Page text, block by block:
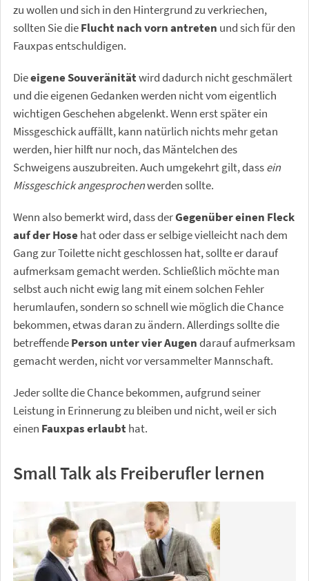
zu wollen und sich in den Hintergrund zu verkriechen,
sollten Sie dieFlucht nach vorn antreten und sich für den
Fauxpas entschuldigen.
Dieeigene Souveränitätwird dadurch nicht geschmälert
und die eigenen Gedanken werden nicht vom eigentlich
wichtigen Geschehen abgelenkt. Wenn erst später ein
Missgeschick auffällt, kann natürlich nichts mehr getan
werden, hier hilft nur noch, das Mäntelchen des
Schweigens auszubreiten. Auch umgekehrt gilt, dassein
Missgeschick angesprochenwerden sollte.
Wenn also bemerkt wird, dass derGegenüber einen Fleck
auf der Hosehat oder dass er selbige vielleicht nach dem
Gang zur Toilette nicht geschlossen hat, sollte er darauf
aufmerksam gemacht werden. Schließlich möchte man
selbst auch nicht ewig lang mit einem solchen Fehler
herumlaufen, sondern so schnell wie möglich die Chance
bekommen, etwas daran zu ändern. Allerdings sollte die
betreffendePerson unter vier Augendarauf aufmerksam
gemacht werden, nicht vor versammelter Mannschaft.
Jeder sollte die Chance bekommen, aufgrund seiner
Leistung in Erinnerung zu bleiben und nicht, weil er sich
einen Fauxpas erlaubt hat.
Small Talk als Freiberufler lernen